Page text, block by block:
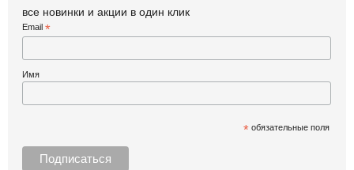
все новинки и акции в один клик
Email *
Имя
*обязательные поля